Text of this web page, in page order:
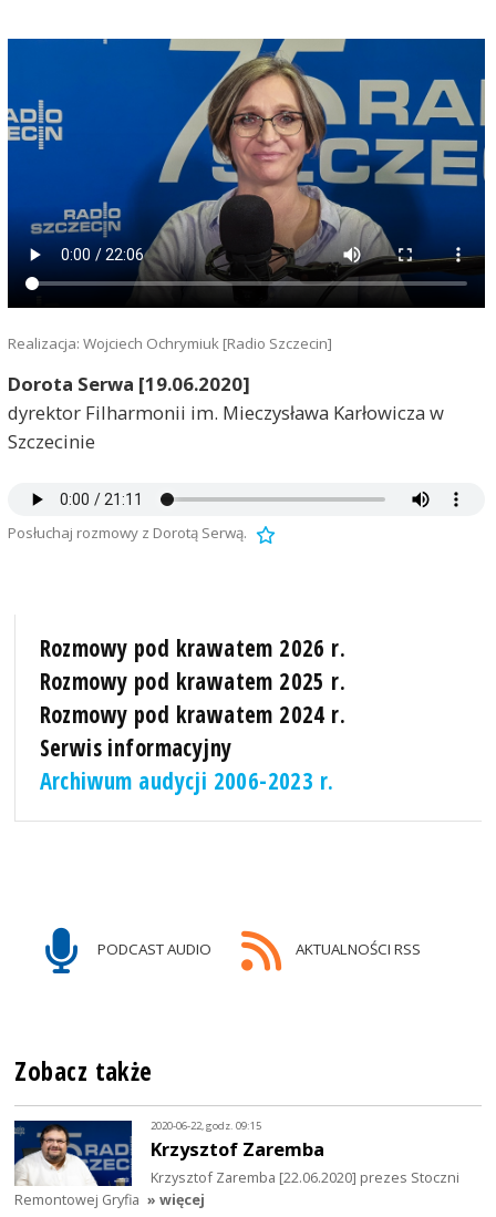
Realizacja: Wojciech Ochrymiuk [Radio Szczecin]
Dorota Serwa [19.06.2020]
dyrektor Filharmonii im. Mieczysława Karłowicza w
Szczecinie
Posłuchaj rozmowy z Dorotą Serwą.
Rozmowy pod krawatem 2026 r.
Rozmowy pod krawatem 2025 r.
Rozmowy pod krawatem 2024 r.
Serwis informacyjny
Archiwum audycji 2006-2023 r.
PODCAST AUDIO AKTUALNOŚCI RSS
Zobacz także
2020-06-22, godz. 09:15
Krzysztof Zaremba
Krzysztof Zaremba [22.06.2020] prezes Stoczni
Remontowej Gryfia » więcej